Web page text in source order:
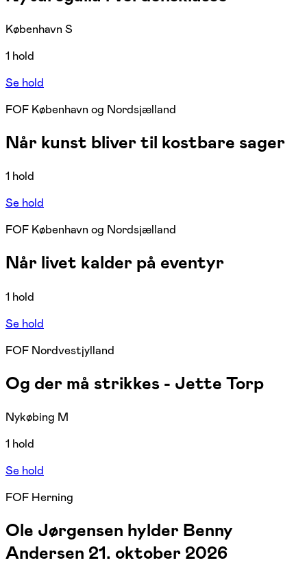
København S
1 hold
Se hold
FOF København og Nordsjælland
Når kunst bliver til kostbare sager
1 hold
Se hold
FOF København og Nordsjælland
Når livet kalder på eventyr
1 hold
Se hold
FOF Nordvestjylland
Og der må strikkes - Jette Torp
Nykøbing M
1 hold
Se hold
FOF Herning
Ole Jørgensen hylder Benny
Andersen 21. oktober 2026